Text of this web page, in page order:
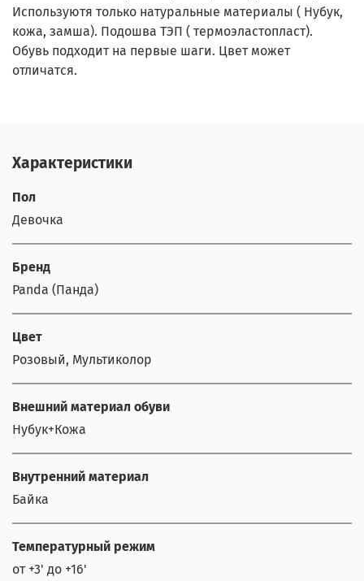
Используютя только натуральные материалы ( Нубук,
кожа, замша). Подошва ТЭП ( термоэластопласт).
Обувь подходит на первые шаги. Цвет может
отличатся.
Характеристики
Пол
Девочка
Бренд
Panda (Панда)
Цвет
Розовый, Мультиколор
Внешний материал обуви
Нубук+Кожа
Внутренний материал
Байка
Температурный режим
от +3' до +16'